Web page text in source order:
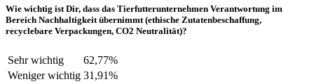
Wie wichtig ist Dir, dass das Tierfutterunternehmen Verantwortung im
Bereich Nachhaltigkeit übernimmt (ethische Zutatenbeschaffung,
recyclebare Verpackungen, CO2 Neutralität)?
Sehr wichtig
62,77%
Weniger wichtig 31,91%